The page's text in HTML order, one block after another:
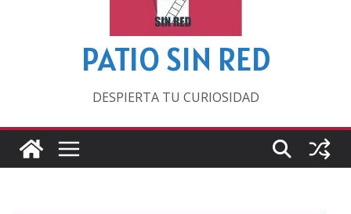
PATIO SIN RED
DESPIERTA TU CURIOSIDAD